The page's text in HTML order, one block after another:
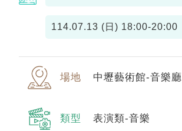
114.07.13 (日) 18:00-20:00
場地 中壢藝術館-音樂廳
類型 表演類-音樂